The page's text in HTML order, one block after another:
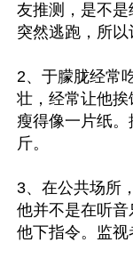
友推测，是不
突然逃跑，所以
2、于朦胧经常
壮，经常让他挨
瘦得像一片纸
斤。
3、在公共场所
他并不是在听
他下指令。监视